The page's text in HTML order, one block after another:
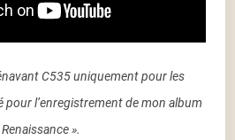
C535 uniquement pour les
pour l’enregistrement de mon album
Renaissance ».